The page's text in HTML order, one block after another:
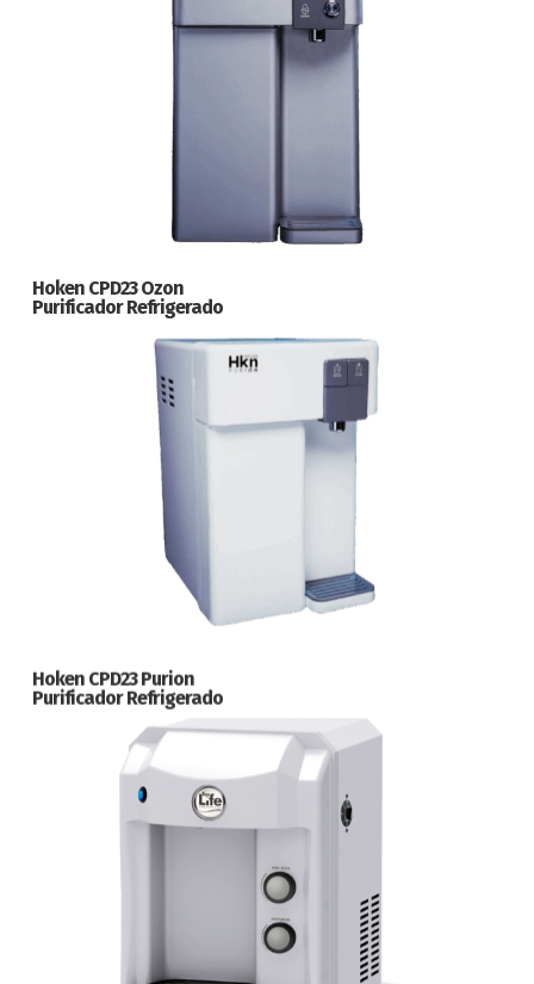
Hoken CPD23 Ozon
Purificador Refrigerado
Hoken CPD23 Purion
Purificador Refrigerado